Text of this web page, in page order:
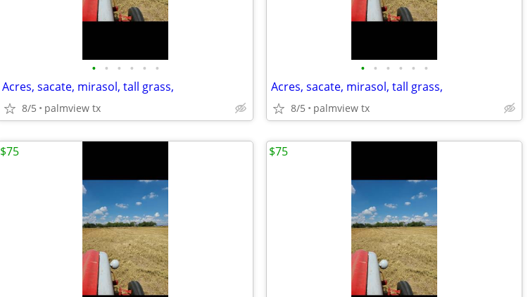
• • • • • •
Acres, sacate, mirasol, tall grass,
8/5 palmview tx
• • • • • •
Acres, sacate, mirasol, tall grass,
8/5 palmview tx
$75 $75